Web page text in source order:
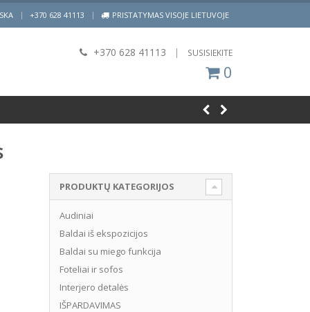
| +370 628 41113 PRISTATYMAS VISOJE LIETUVOJE
+370 628 41113 | SUSISIEKITE
0
PRODUKTŲ KATEGORIJOS
Audiniai
Baldai iš ekspozicijos
Baldai su miego funkcija
Foteliai ir sofos
Interjero detalės
IŠPARDAVIMAS